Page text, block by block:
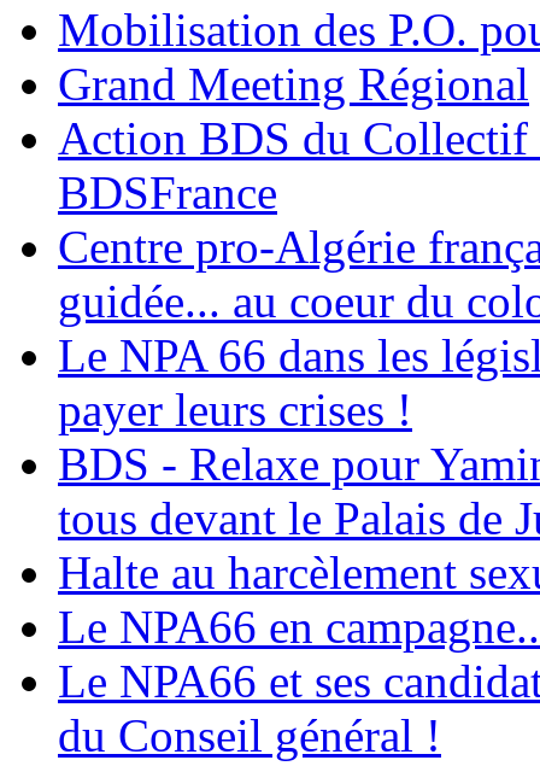
Mobilisation des P.O.
Grand Meeting Régional
Action BDS du Collectif
BDSFrance
Centre pro-Algérie
guidée... au coeur du
Le NPA 66 dans les
payer leurs crises !
BDS - Relaxe pour
tous devant le Palais de
Halte au harcèlement
Le NPA66 en
Le NPA66 et ses
du Conseil général !